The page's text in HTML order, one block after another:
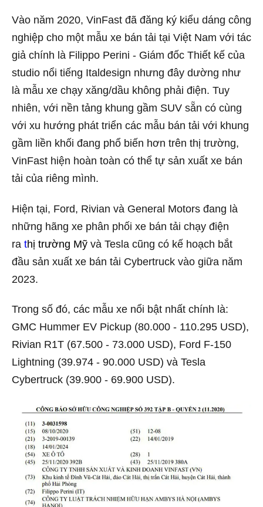
Vào năm 2020, VinFast đã đăng ký kiểu dáng công
nghiệp cho một mẫu xe bán tải tại Việt Nam với tác
giả chính là Filippo Perini - Giám đốc Thiết kế của
studio nổi tiếng Italdesign nhưng đây dường như
là mẫu xe chạy xăng/dầu không phải điện. Tuy
nhiên, với nền tảng khung gầm SUV sẵn có cùng
với xu hướng phát triển các mẫu bán tải với khung
gầm liền khối đang phổ biến hơn trên thị trường,
VinFast hiện hoàn toàn có thể tự sản xuất xe bán
tải của riêng mình.
Hiện tại, Ford, Rivian và General Motors đang là
những hãng xe phân phối xe bán tải chạy điện
ra thị trường Mỹ và Tesla cũng có kế hoạch bắt
đầu sản xuất xe bán tải Cybertruck vào giữa năm
2023.
Trong số đó, các mẫu xe nổi bật nhất chính là:
GMC Hummer EV Pickup (80.000 - 110.295 USD),
Rivian R1T (67.500 - 73.000 USD), Ford F-150
Lightning (39.974 - 90.000 USD) và Tesla
Cybertruck (39.900 - 69.900 USD).